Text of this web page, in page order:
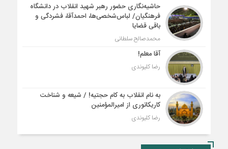
حاشیه‌نگاری حضور رهبر شهید انقلاب در دانشگاه
فرهنگیان/ لباس‌شخصی‌ها، احمدآقا، فشردگی و
باقی قضایا
محمدصالح سلطانی
آقا معلم!
رضا کلیوندی
به نام انقلاب به کام حجتیه! / شیعه و شناخت
کاریکاتوری از امیرالمؤمنین
رضا کلیوندی